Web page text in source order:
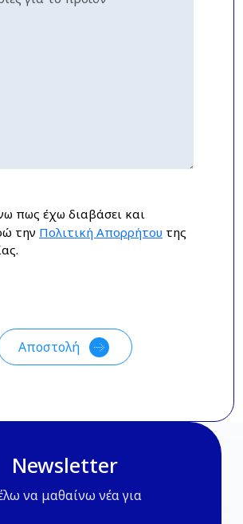
πως έχω διαβάσει και
την Πολιτική Απορρήτου της
Newsletter
να μαθαίνω νέα για